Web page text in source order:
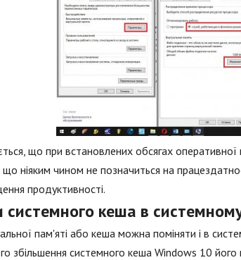
що при встановлених обсягах оперативної
що ніяким чином не позначиться на
продуктивності.
кеша в системному
пам'яті або кеша можна поміняти і в
збільшення системного кеша Windows 10